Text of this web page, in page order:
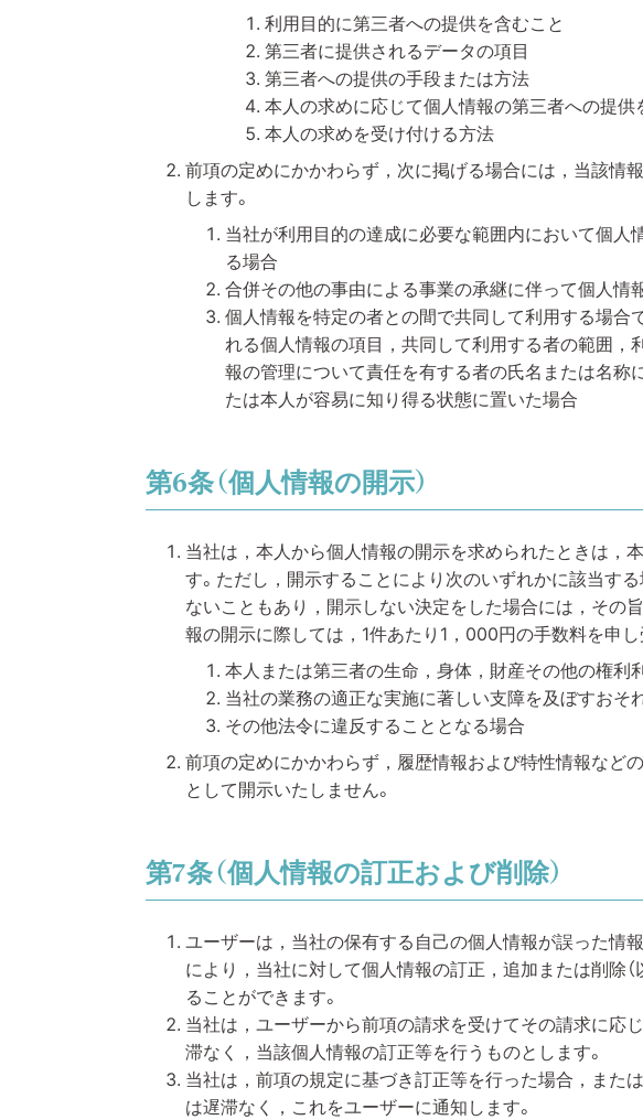
利用目的に第三者への提供を含むこと
第三者に提供されるデータの項目
第三者への提供の手段または方法
本人の求めに応じて個人情報の第三者への提供
本人の求めを受け付ける方法
前項の定めにかかわらず，次に掲げる場合には，当該情
します。
当社が利用目的の達成に必要な範囲内において個人
る場合
合併その他の事由による事業の承継に伴って個人情
個人情報を特定の者との間で共同して利用する場合
れる個人情報の項目，共同して利用する者の範囲
報の管理について責任を有する者の氏名または名称
たは本人が容易に知り得る状態に置いた場合
第6条（個人情報の開示）
当社は，本人から個人情報の開示を求められたときは，
す。ただし，開示することにより次のいずれかに該当す
ないこともあり，開示しない決定をした場合には，その
報の開示に際しては，1件あたり1，000円の手数料を申し
本人または第三者の生命，身体，財産その他の権利
当社の業務の適正な実施に著しい支障を及ぼすおそ
その他法令に違反することとなる場合
前項の定めにかかわらず，履歴情報および特性情報など
として開示いたしません。
第7条（個人情報の訂正および削除）
ユーザーは，当社の保有する自己の個人情報が誤った情
により，当社に対して個人情報の訂正，追加または削除（
ることができます。
当社は，ユーザーから前項の請求を受けてその請求に応
滞なく，当該個人情報の訂正等を行うものとします。
当社は，前項の規定に基づき訂正等を行った場合，また
は遅滞なく，これをユーザーに通知します。